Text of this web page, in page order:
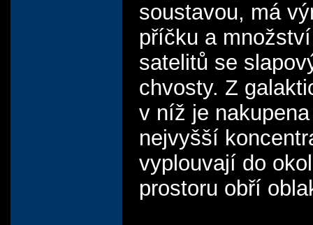
soustavou, má
příčku a
satelitů se
chvosty. Z
v níž je
nejvyšší
vyplouvají do
prostoru obří